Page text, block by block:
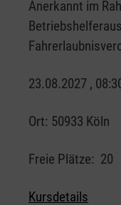
Anerkannt im
23.08.2027 ,
Ort: 50933 Köln
Freie Plätze: 20
Kursdetails